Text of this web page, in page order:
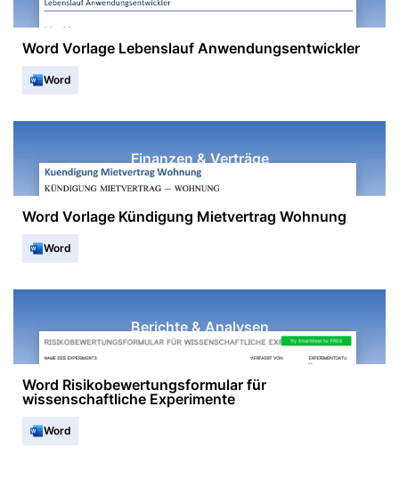
Word Vorlage Lebenslauf Anwendungsentwickler
Word
Finanzen & Verträge
Word Vorlage Kündigung Mietvertrag Wohnung
Word
Berichte & Analysen
Word Risikobewertungsformular für
wissenschaftliche Experimente
Word